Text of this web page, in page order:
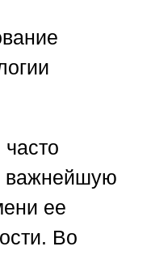
важнейшую
ее
Во